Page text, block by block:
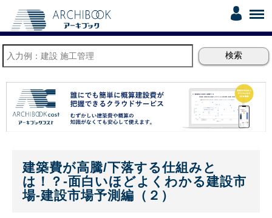
建築費が高騰/下落する仕組みと
は！？-面白いほどよくわかる建設市
場-建設市場予測編（２）